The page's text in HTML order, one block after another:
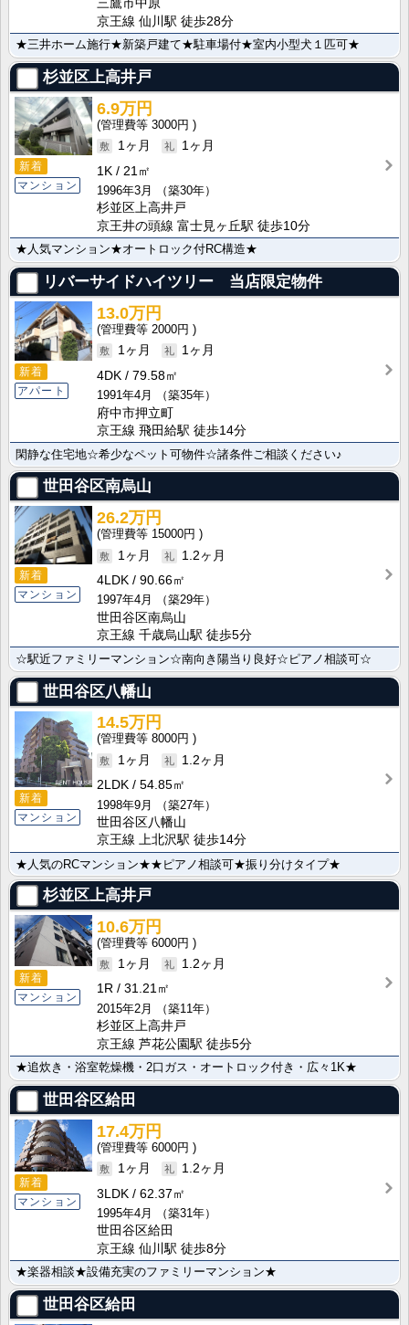
三鷹市中原
京王線 仙川駅 徒歩28分
★三井ホーム施行★新築戸建て★駐車場付★室内小型犬１匹可★
杉並区上高井戸
新着
マンション
6.9万円
3000円
1ヶ月
1ヶ月
1K
21㎡
1996年3月
（築30年）
杉並区上高井戸
京王井の頭線 富士見ヶ丘駅 徒歩10分
★人気マンション★オートロック付RC構造★
リバーサイドハイツリー 当店限定物件
新着
アパート
13.0万円
2000円
1ヶ月
1ヶ月
4DK
79.58㎡
1991年4月
（築35年）
府中市押立町
京王線 飛田給駅 徒歩14分
閑静な住宅地☆希少なペット可物件☆諸条件ご相談ください♪
世田谷区南烏山
新着
マンション
26.2万円
15000円
1ヶ月
1.2ヶ月
4LDK
90.66㎡
1997年4月
（築29年）
世田谷区南烏山
京王線 千歳烏山駅 徒歩5分
☆駅近ファミリーマンション☆南向き陽当り良好☆ピアノ相談可☆
世田谷区八幡山
新着
マンション
14.5万円
8000円
1ヶ月
1.2ヶ月
2LDK
54.85㎡
1998年9月
（築27年）
世田谷区八幡山
京王線 上北沢駅 徒歩14分
★人気のRCマンション★★ピアノ相談可★振り分けタイプ★
杉並区上高井戸
新着
マンション
10.6万円
6000円
1ヶ月
1.2ヶ月
1R
31.21㎡
2015年2月
（築11年）
杉並区上高井戸
京王線 芦花公園駅 徒歩5分
★追炊き・浴室乾燥機・2口ガス・オートロック付き・広々1K★
世田谷区給田
新着
マンション
17.4万円
6000円
1ヶ月
1.2ヶ月
3LDK
62.37㎡
1995年4月
（築31年）
世田谷区給田
京王線 仙川駅 徒歩8分
★楽器相談★設備充実のファミリーマンション★
世田谷区給田